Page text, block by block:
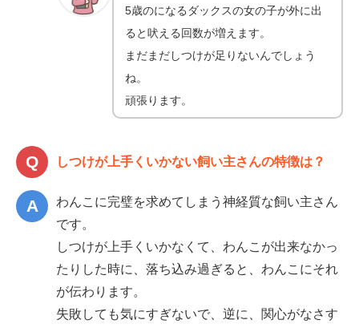
5歳のになるダックスの女の子が外に出
ると吠える回数が増えます。
まだまだしつけが足りないんでしょう
ね。
頑張ります。
しつけが上手くいかない飼い主さんの特徴は？
わんこに完璧を求めてしまう神経質な飼い主さん
です。
しつけが上手くいかなくて、わんこが出来なかっ
たりした時に、落ち込み過ぎると、わんこにそれ
が伝わります。
失敗しても気にすぎないで、逆に、関心がなさす